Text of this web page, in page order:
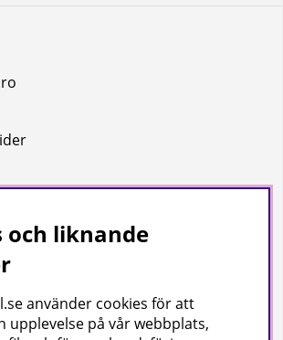
/ hitta till oss
och liknande
använder cookies för att
upplevelse på vår webbplats,